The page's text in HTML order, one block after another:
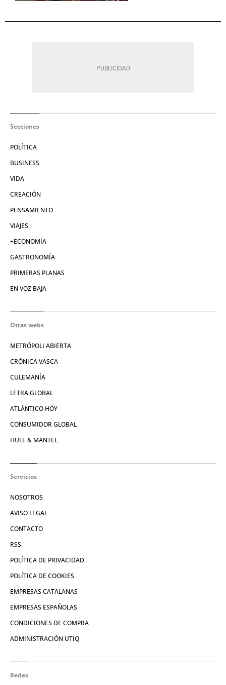
Secciones
POLÍTICA
BUSINESS
VIDA
CREACIÓN
PENSAMIENTO
VIAJES
+ECONOMÍA
GASTRONOMÍA
PRIMERAS PLANAS
EN VOZ BAJA
Otras webs
METRÓPOLI ABIERTA
CRÓNICA VASCA
CULEMANÍA
LETRA GLOBAL
ATLÁNTICO HOY
CONSUMIDOR GLOBAL
HULE & MANTEL
Servicios
NOSOTROS
AVISO LEGAL
CONTACTO
RSS
POLÍTICA DE PRIVACIDAD
POLÍTICA DE COOKIES
EMPRESAS CATALANAS
EMPRESAS ESPAÑOLAS
CONDICIONES DE COMPRA
ADMINISTRACIÓN UTIQ
Redes